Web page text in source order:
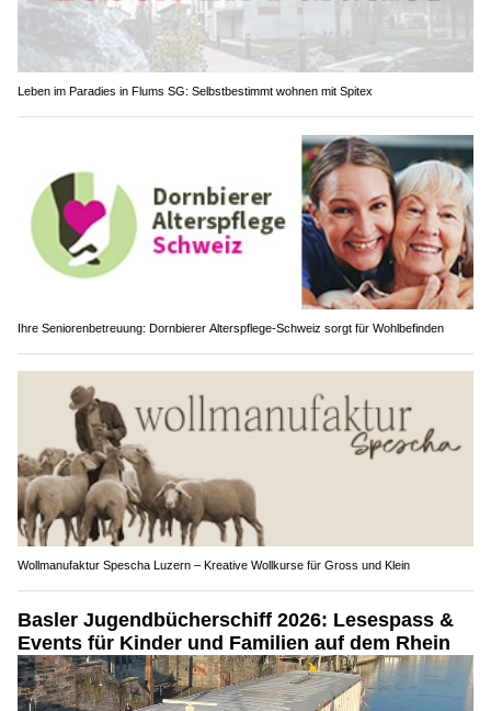
Leben im Paradies in Flums SG: Selbstbestimmt wohnen mit Spitex
Ihre Seniorenbetreuung: Dornbierer Alterspflege-Schweiz sorgt für Wohlbefinden
Wollmanufaktur Spescha Luzern – Kreative Wollkurse für Gross und Klein
Basler Jugendbücherschiff 2026: Lesespass &
Events für Kinder und Familien auf dem Rhein